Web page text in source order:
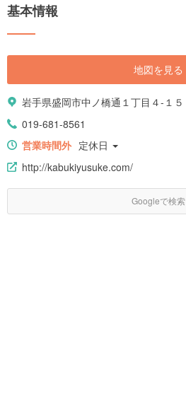
基本情報
地図を見る
岩手県盛岡市中ノ橋通１丁目４-１５
019-681-8561
営業時間外 定休日
http://kabukiyusuke.com/
Googleで検索